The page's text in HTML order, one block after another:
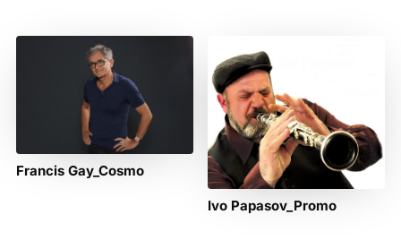
Francis Gay_Cosmo
Ivo Papasov_Promo